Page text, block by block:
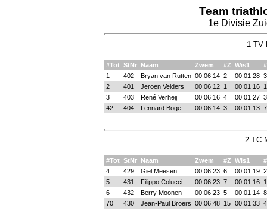
Team
1e Divisie
1 TV
#Tot StNr Naam Zwem #Z Wis1
1
402 Bryan van Rutten 00:06:14 2 00:01:28
2
401 Jeroen Velders 00:06:12 1 00:01:16
3
403 René Verheij 00:06:16 4 00:01:27
42
404 Lennard Böge 00:06:14 3 00:01:13 7
2 TC
#Tot StNr Naam Zwem #Z Wis1
4
429 Giel Meesen 00:06:23 6 00:01:19
5
431 Filippo Colucci 00:06:23 7 00:01:16
6
432 Berry Moonen 00:06:23 5 00:01:14 8
70
430 Jean-Paul Broers 00:06:48 15 00:01:33